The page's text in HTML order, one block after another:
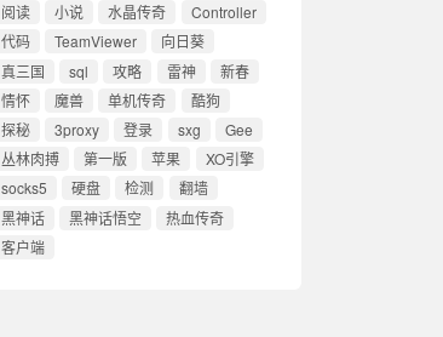
阅读
小说 水晶传奇
Controller
代码
TeamViewer
向日葵
真三国
sql 攻略 雷神
新春
情怀
魔兽 单机传奇
酷狗
探秘
3proxy 登录 sxg
Gee
丛林肉搏
第一版 苹果
XO引擎
socks5
硬盘 检测
翻墙
黑神话
黑神话悟空
热血传奇
客户端